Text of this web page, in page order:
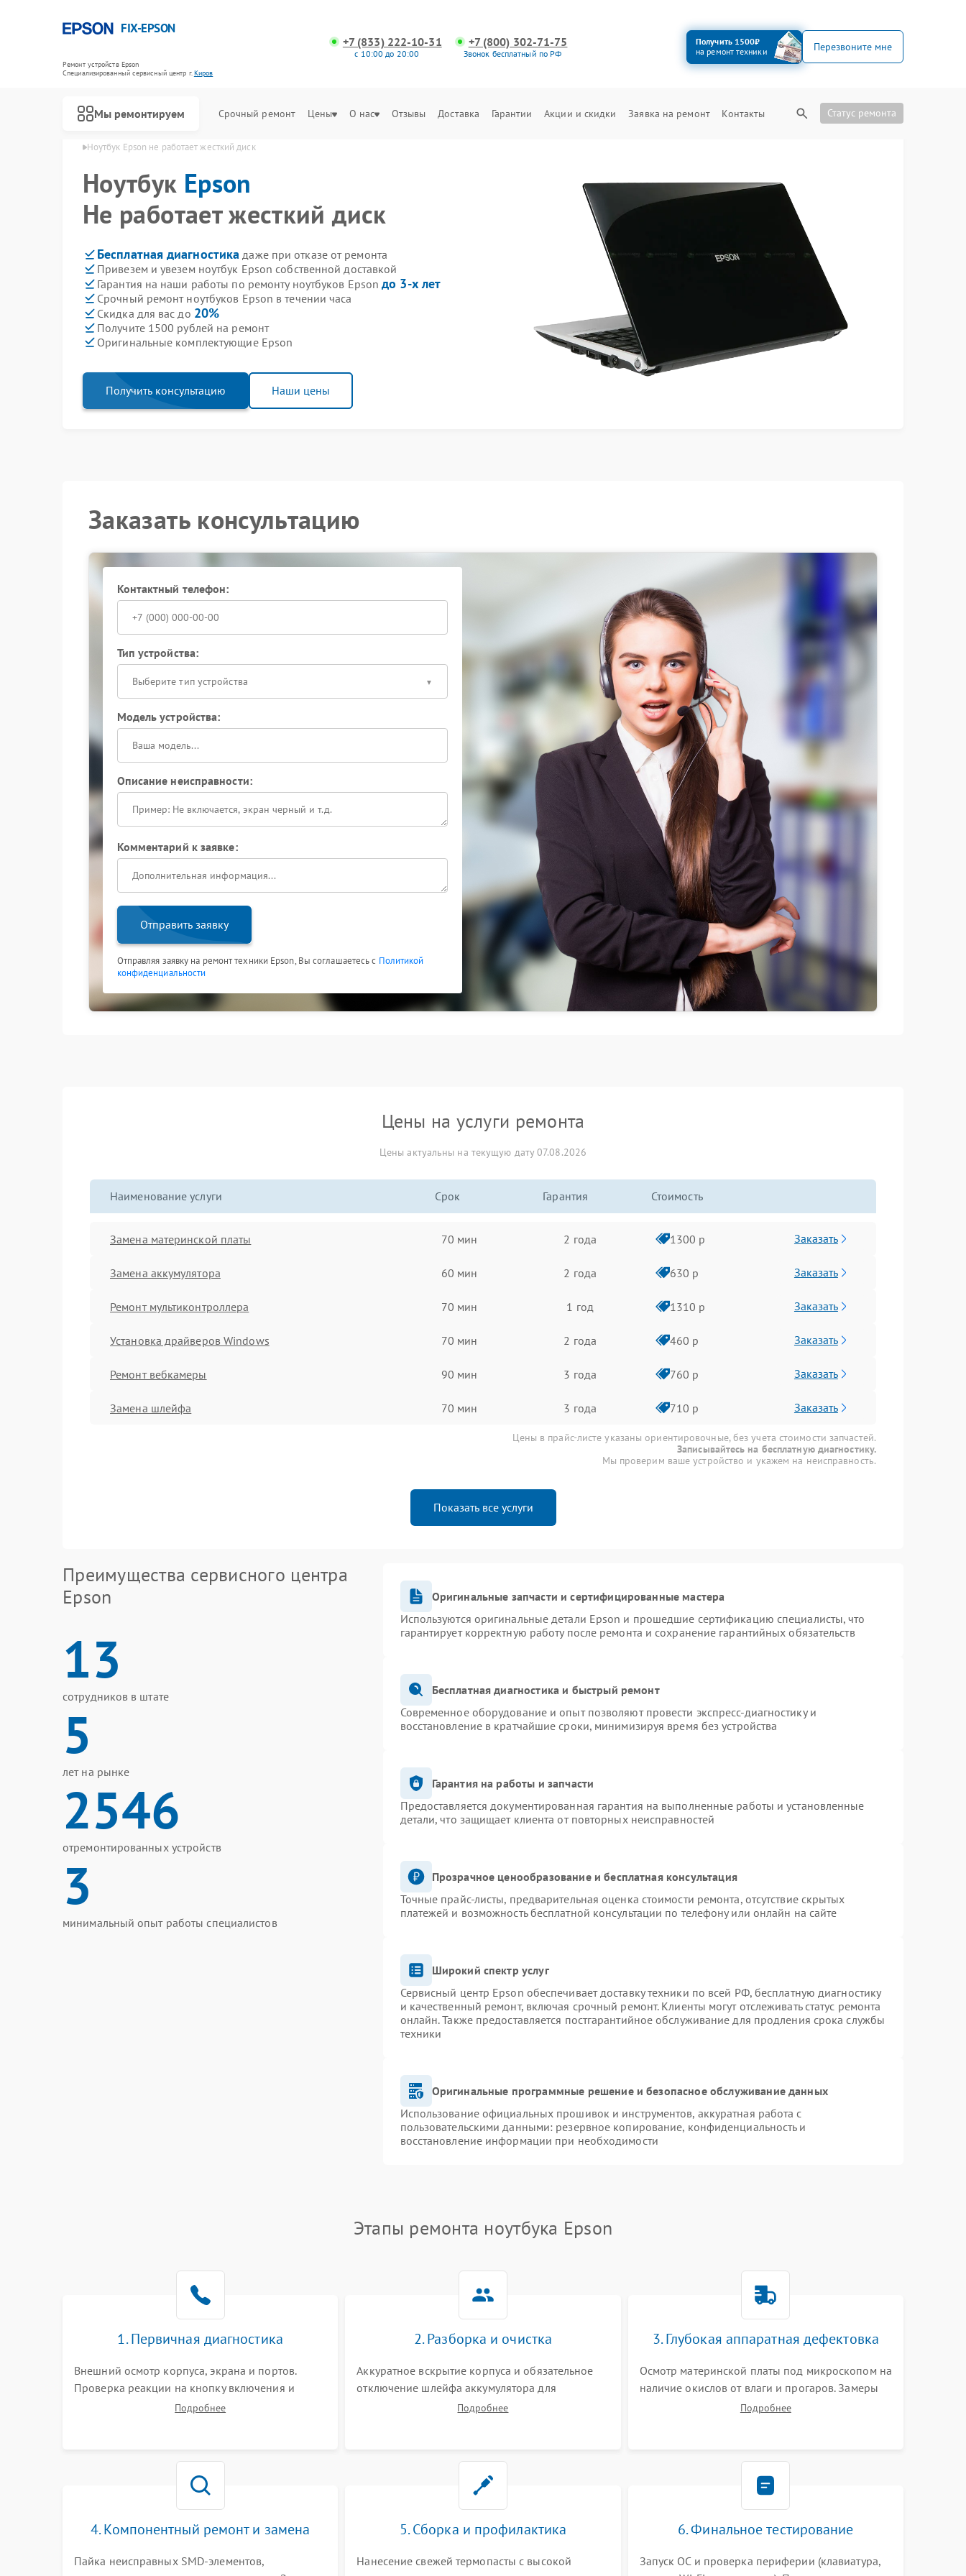
FIX-EPSON
Ремонт устройств Epson
Специализированный cервисный центр г.Киров
+7 (833) 222-10-31
с 10:00 до 20:00
+7 (800) 302-71-75
Звонок бесплатный по РФ
Получить 1500₽
на ремонт техники
Перезвоните мне
Мы ремонтируем Срочный ремонт Цены О нас Отзывы Доставка Гарантии Акции и скидки Заявка на ремонт Контакты Статус ремонта
Ноутбук Epson не работает жесткий диск
Ноутбук Epson
Не работает жесткий диск
Бесплатная диагностика даже при отказе от ремонта
Привезем и увезем ноутбук Epson собственной доставкой
Гарантия на наши работы по ремонту ноутбуков Epsonдо 3-х лет
Срочный ремонт ноутбуков Epson в течении часа
Скидка для вас до 20%
Получите 1500 рублей на ремонт
Оригинальные комплектующие Epson
Получить консультацию Наши цены
Заказать консультацию
Контактный телефон:
Тип устройства:
Выберите тип устройства
Модель устройства:
Описание неисправности:
Комментарий к заявке:
Отправить заявку
Отправляя заявку на ремонт техники Epson, Вы соглашаетесь с Политикой
конфиденциальности
Цены на услуги ремонта
Цены актуальны на текущую дату 07.08.2026
Наименование услуги Срок Гарантия Стоимость
Замена материнской платы 70 мин 2 года 1300 р Заказать
Замена аккумулятора 60 мин 2 года 630 р Заказать
Ремонт мультиконтроллера 70 мин 1 год 1310 р Заказать
Установка драйверов Windows 70 мин 2 года 460 р Заказать
Ремонт вебкамеры 90 мин 3 года 760 р Заказать
Замена шлейфа 70 мин 3 года 710 р Заказать
Цены в прайс-листе указаны ориентировочные, без учета стоимости запчастей.
Записывайтесь на бесплатную диагностику.
Мы проверим ваше устройство и укажем на неисправность.
Показать все услуги
Преимущества сервисного центра
Epson
13
сотрудников в штате
5
лет на рынке
2546
отремонтированных устройств
3
минимальный опыт работы специалистов
Оригинальные запчасти и сертифицированные мастера
Используются оригинальные детали Epson и прошедшие сертификацию специалисты, что
гарантирует корректную работу после ремонта и сохранение гарантийных обязательств
Бесплатная диагностика и быстрый ремонт
Современное оборудование и опыт позволяют провести экспресс-диагностику и
восстановление в кратчайшие сроки, минимизируя время без устройства
Гарантия на работы и запчасти
Предоставляется документированная гарантия на выполненные работы и установленные
детали, что защищает клиента от повторных неисправностей
Прозрачное ценообразование и бесплатная консультация
Точные прайс-листы, предварительная оценка стоимости ремонта, отсутствие скрытых
платежей и возможность бесплатной консультации по телефону или онлайн на сайте
Широкий спектр услуг
Сервисный центр Epson обеспечивает доставку техники по всей РФ, бесплатную диагностику
и качественный ремонт, включая срочный ремонт. Клиенты могут отслеживать статус ремонта
онлайн. Также предоставляется постгарантийное обслуживание для продления срока службы
техники
Оригинальные программные решение и безопасное обслуживание данных
Использование официальных прошивок и инструментов, аккуратная работа с
пользовательскими данными: резервное копирование, конфиденциальность и
восстановление информации при необходимости
Этапы ремонта ноутбука Epson
1. Первичная диагностика
Внешний осмотр корпуса, экрана и портов.
Проверка реакции на кнопку включения и
подключение зарядного устройства. Оценка
Подробнее
2. Разборка и очистка
Аккуратное вскрытие корпуса и обязательное
отключение шлейфа аккумулятора для
обесточивания платы. Демонтаж системы
Подробнее
3. Глубокая аппаратная дефектовка
Осмотр материнской платы под микроскопом на
наличие окислов от влаги и прогаров. Замеры
сопротивлений и дежурных напряжений.
Подробнее
4. Компонентный ремонт и замена
Пайка неисправных SMD-элементов,
5. Сборка и профилактика
Нанесение свежей термопасты с высокой
6. Финальное тестирование
Запуск ОС и проверка периферии (клавиатура,